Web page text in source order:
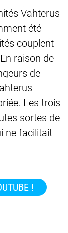
Vahterus
été
couplent
raison de
de
Les trois
sortes de
ne facilitait
!